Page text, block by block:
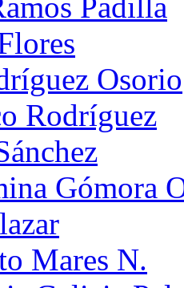
Osorio
Rodríguez
Gómora
Mares N.